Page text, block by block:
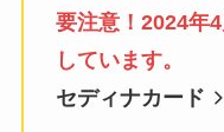
要注意！2024年
しています。
セディナカード